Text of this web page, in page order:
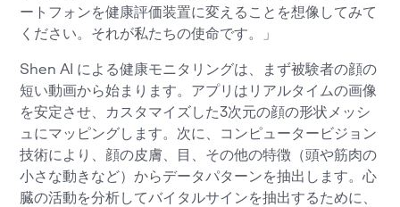
ートフォンを健康評価装置に変えることを想像してみて
ください。それが私たちの使命です。」
Shen AI による健康モニタリングは、まず被験者の顔の
短い動画から始まります。アプリはリアルタイムの画像
を安定させ、カスタマイズした3次元の顔の形状メッシ
ュにマッピングします。次に、コンピュータービジョン
技術により、顔の皮膚、目、その他の特徴（頭や筋肉の
小さな動きなど）からデータパターンを抽出します。心
臓の活動を分析してバイタルサインを抽出するために、